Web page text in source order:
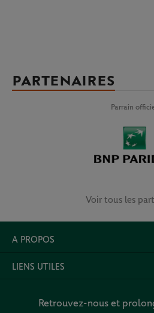
PARTENAIRES
Parrain
Voir tous les
A PROPOS
LIENS UTILES
Retrouvez-nous et